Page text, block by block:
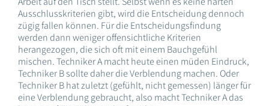
Ausschlusskriterien gibt, wird die Entscheidung dennoch
zügig fallen können. Für die Entscheidungsfindung
werden dann weniger offensichtliche Kriterien
herangezogen, die sich oft mit einem Bauchgefühl
mischen. Techniker A macht heute einen müden Eindruck,
Techniker B sollte daher die Verblendung machen. Oder
Techniker B hat zuletzt (gefühlt, nicht gemessen) länger für
eine Verblendung gebraucht, also macht Techniker A das